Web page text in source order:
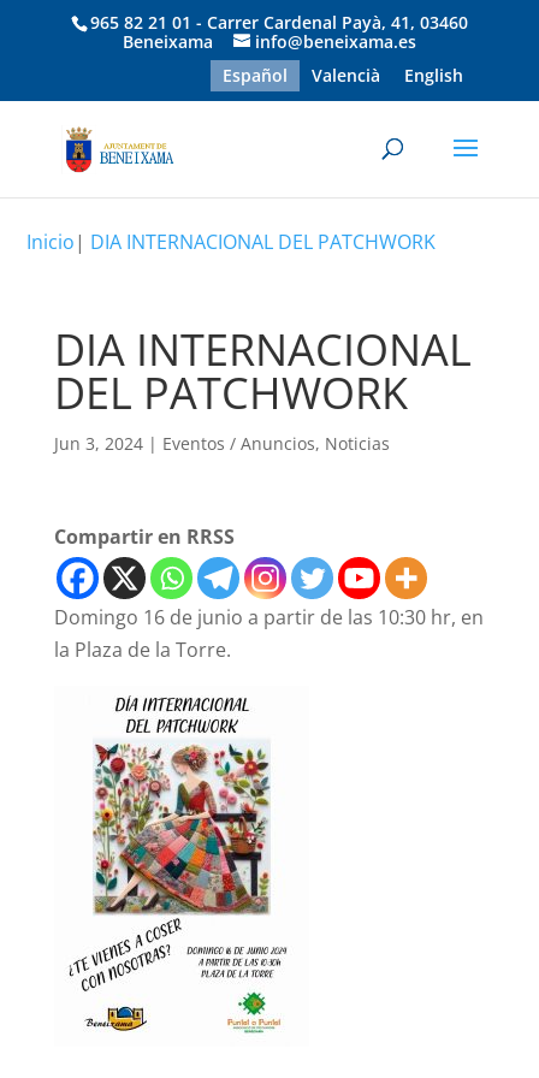
965 82 21 01 - Carrer Cardenal Payà, 41, 03460
Beneixama
info@beneixama.es
Español
Valencià English
Inicio| DIA INTERNACIONAL DEL PATCHWORK
DIA INTERNACIONAL
DEL PATCHWORK
Jun 3, 2024| Eventos / Anuncios, Noticias
Compartir en RRSS
Domingo 16 de junio a partir de las 10:30 hr, en
la Plaza de la Torre.